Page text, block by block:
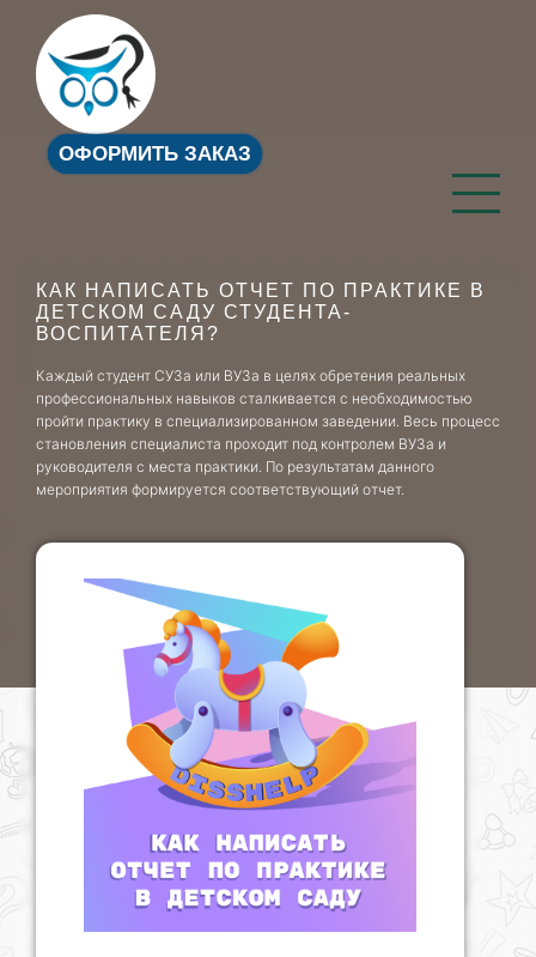
ОФОРМИТЬ ЗАКАЗ
КАК НАПИСАТЬ ОТЧЕТ ПО ПРАКТИКЕ В
ДЕТСКОМ САДУ СТУДЕНТА-
ВОСПИТАТЕЛЯ?
Каждый студент СУЗа или ВУЗа в целях обретения реальных
профессиональных навыков сталкивается с необходимостью
пройти практику в специализированном заведении. Весь процесс
становления специалиста проходит под контролем ВУЗа и
руководителя с места практики. По результатам данного
мероприятия формируется соответствующий отчет.